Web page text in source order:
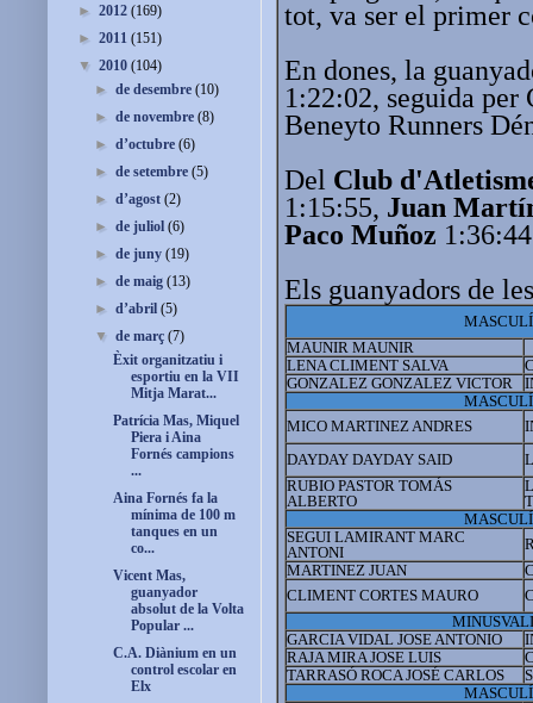
tot, va ser el primer
En dones, la
1:22:02, seguida per
Beneyto Runners
Del Club
1:15:55, Juan
Paco Muñoz
Els guanyadors de
MASCULÍ
MAUNIR MAUNIR
LENA CLIMENT SALVA
GONZALEZ GONZALEZ VICTOR
MASCULÍ
MICO MARTINEZ ANDRES
DAYDAY DAYDAY SAID
RUBIO PASTOR TOMÁS
ALBERTO
MASCULÍ
SEGUI LAMIRANT MARC
ANTONI
MARTINEZ JUAN
CLIMENT CORTES MAURO
GARCIA VIDAL JOSE ANTONIO
RAJA MIRA JOSE LUIS
TARRASÓ ROCA JOSÉ CARLOS
MASCULÍ
► 2012 (169)
► 2011 (151)
▼ 2010 (104)
►de desembre(10)
►de novembre(8)
►d’octubre(6)
►de setembre(5)
►d’agost(2)
►de juliol(6)
►de juny(19)
►de maig(13)
►d’abril(5)
▼de març(7)
Èxit organitzatiu i
esportiu en la VII
Mitja Marat...
Patrícia Mas, Miquel
Piera i Aina
Fornés campions
...
Aina Fornés fa la
mínima de 100 m
tanques en un
co...
Vicent Mas,
guanyador
absolut de la Volta
Popular ...
C.A. Diànium en un
control escolar en
Elx